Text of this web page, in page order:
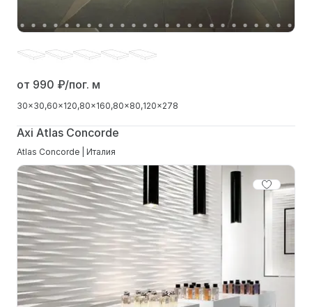
от 990 ₽/пог. м
30x30 60x120 80x160 80x80 120x278
Axi Atlas Concorde
Atlas Concorde | Италия